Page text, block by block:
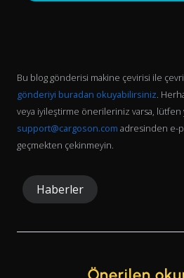
Bu blog gönderisi makine çevirisi ile
gönderiyi buradan okuyabilirsiniz.
veya iyileştirme önerileriniz varsa, lütfen
support@cargoson.com adresinden e-
geçmekten çekinmeyin.
Haberler